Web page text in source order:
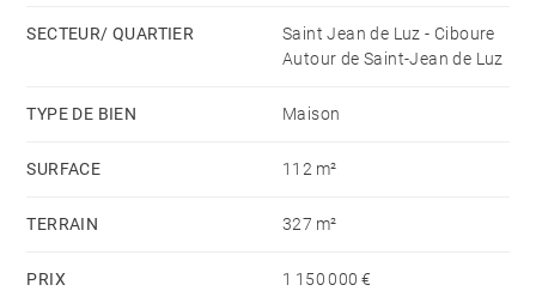
SECTEUR/ QUARTIER
Saint Jean de Luz - Ciboure
Autour de Saint-Jean de Luz
TYPE DE BIEN Maison
SURFACE 112 m²
TERRAIN 327 m²
PRIX 1 150 000 €